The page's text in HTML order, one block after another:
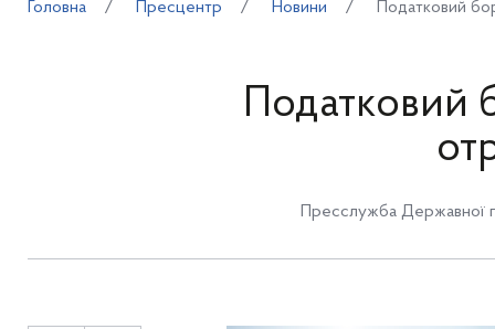
Головна Пресцентр Новини Податковий
Податковий
Пресслужба Державної